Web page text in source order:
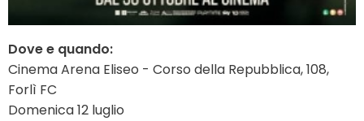
Dove e quando:
Cinema Arena Eliseo - Corso della Repubblica, 108,
Forlì FC
Domenica 12 luglio